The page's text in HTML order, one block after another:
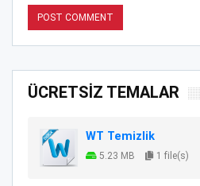
ÜCRETSİZ TEMALAR
WT Temizlik
5.23 MB 1 file(s)